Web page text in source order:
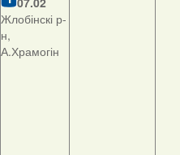
Жлобінскі р-
н,
А.Храмогін